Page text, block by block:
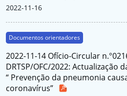
2022-11-16
Documentos orientadores
2022-11-14 Ofício-Circular
DRTSP/OFC/2022: Actualização
“ Prevenção da pneumonia
coronavírus”